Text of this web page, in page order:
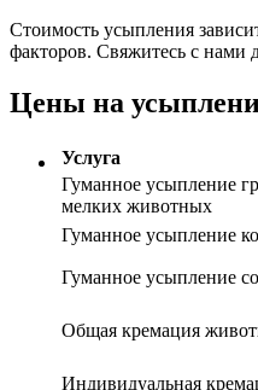
Стоимость усыпления
факторов. Свяжитесь с нами
Цены на
Услуга
Гуманное усыпление
мелких животных
Гуманное усыпление
Гуманное усыпление
Общая кремация
Индивидуальная